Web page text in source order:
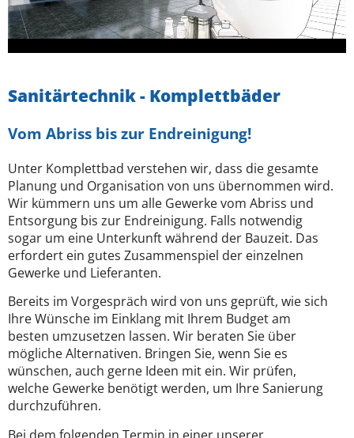
Sanitärtechnik - Komplettbäder
Vom Abriss bis zur Endreinigung!
Unter Komplettbad verstehen wir, dass die gesamte
Planung und Organisation von uns übernommen wird.
Wir kümmern uns um alle Gewerke vom Abriss und
Entsorgung bis zur Endreinigung. Falls notwendig
sogar um eine Unterkunft während der Bauzeit. Das
erfordert ein gutes Zusammenspiel der einzelnen
Gewerke und Lieferanten.
Bereits im Vorgespräch wird von uns geprüft, wie sich
Ihre Wünsche im Einklang mit Ihrem Budget am
besten umzusetzen lassen. Wir beraten Sie über
mögliche Alternativen. Bringen Sie, wenn Sie es
wünschen, auch gerne Ideen mit ein. Wir prüfen,
welche Gewerke benötigt werden, um Ihre Sanierung
durchzuführen.